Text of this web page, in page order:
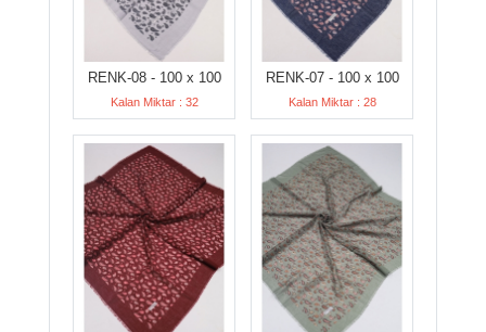
RENK-08 - 100 x 100
Kalan Miktar : 32
RENK-07 - 100 x 100
Kalan Miktar : 28